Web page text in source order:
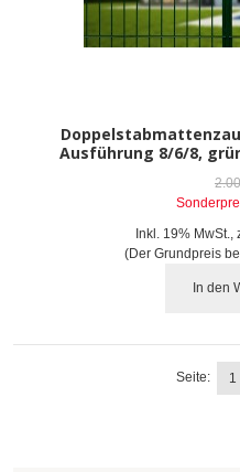
Ausführung 8/6/8,
Inkl. 19% MwSt.
,
(Der Grundpreis
In den
Seite: 1